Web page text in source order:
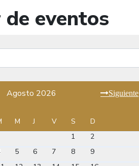
eventos
Agosto 2026 Siguiente
M J V S
D
1
2
5 6 7 8
9